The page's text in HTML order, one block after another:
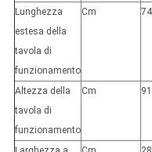
Lunghezza
estesa della
tavola di
funzionamento
Cm 74
Altezza della
tavola di
funzionamento
Cm 91